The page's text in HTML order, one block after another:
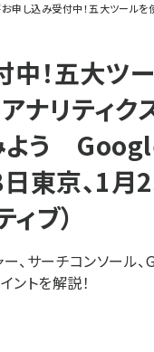
お申し込み受付中！五大ツール
中！五大ツ
ナリティク
よう
東京、1
ブ）
ー、サーチコンソー
トを解説！